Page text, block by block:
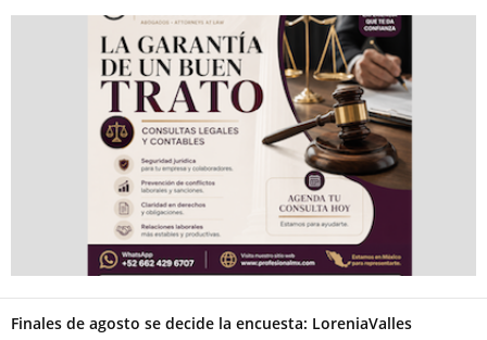
Finales de agosto se decide la encuesta: LoreniaValles